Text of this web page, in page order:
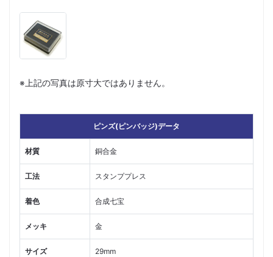
※上記の写真は原寸大ではありません。
ピンズ(ピンバッジ)データ
材質 銅合金
工法 スタンププレス
着色 合成七宝
メッキ 金
サイズ 29mm